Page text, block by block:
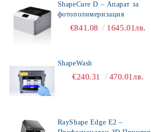
ShapeCure D – Апарат за
фотополимеризация
€841.08 1645.01лв.
ShapeWash
€240.31 470.01лв.
RayShape Edge E2 –